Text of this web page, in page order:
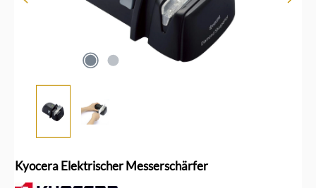
Kyocera Elektrischer Messerschärfer